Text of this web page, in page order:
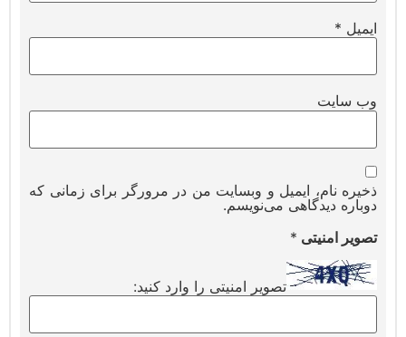
ایمیل *
وب‌ سایت
ذخیره نام، ایمیل و وبسایت من در مرورگر برای زمانی که
دوباره دیدگاهی می‌نویسم.
تصویر امنیتی *
تصویر امنیتی را وارد کنید: